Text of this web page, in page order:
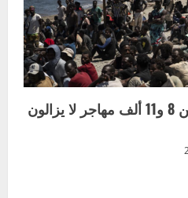
رئيس حكومة سبتة: ما بين 8 و11 ألف مهاجر لا يزالون